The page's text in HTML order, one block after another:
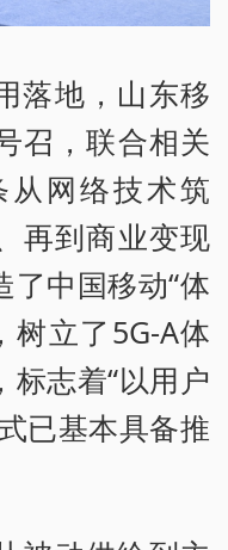
落地，山东移
召，联合相关
网络技术筑
再到商业变现
了中国移动“体
树立了5G-A体
志着“以用户
已基本具备推